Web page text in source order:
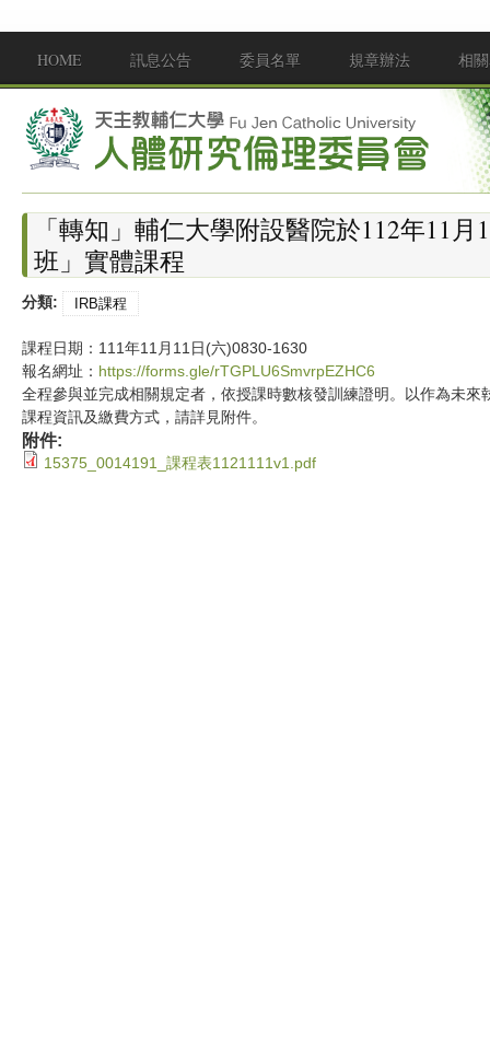
Main menu
HOME 訊息公告 委員名單 規章辦法 相
「轉知」輔仁大學附設醫院於112年11
班」實體課程
分類: IRB課程
課程日期：111年11月11日(六)0830-1630
報名網址： https://forms.gle/rTGPLU6SmvrpEZHC6
全程參與並完成相關規定者，依授課時數核發訓練證明。以作為未
課程資訊及繳費方式，請詳見附件。
附件:
15375_0014191_課程表1121111v1.pdf